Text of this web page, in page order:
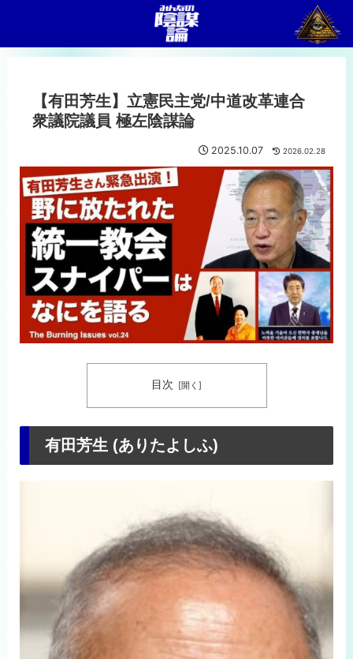
【有田芳生】立憲民主党/中道改革連合
衆議院議員 極左陰謀論
2025.10.07 2026.02.28
目次
有田芳生 (ありたよしふ)